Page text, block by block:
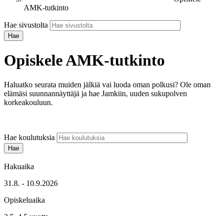
AMK-tutkinto
Hae sivustolta
Opiskele AMK-tutkinto
Haluatko seurata muiden jälkiä vai luoda oman polkusi? Ole oman
elämäsi suunnannäyttäjä ja hae Jamkiin, uuden sukupolven
korkeakouluun.
Hae koulutuksia
Hakuaika
31.8. - 10.9.2026
Opiskeluaika